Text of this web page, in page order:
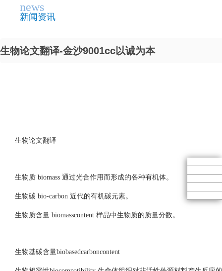
news
新闻资讯
生物论文翻译-金沙9001cc以诚为本
生物论文翻译
生物质 biomass 通过光合作用而形成的各种有机体。
生物碳 bio-carbon 近代的有机碳元素。
生物质含量 biomasscontent 样品中生物质的质量分数。
生物基碳含量biobasedcarboncontent